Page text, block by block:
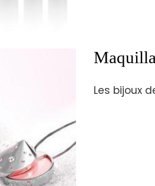
Les bijoux